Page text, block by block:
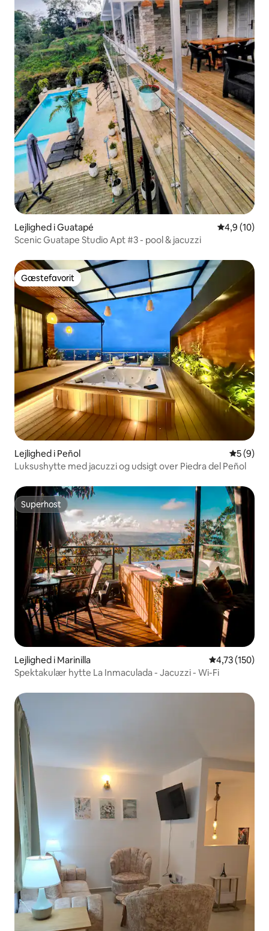
Lejlighed i Guatapé 4,9 ud af 5 i
4,9 (10)
Scenic Guatape Studio Apt #3 - pool & jacuzzi
Gæstefavorit
Gæstefavorit
Lejlighed i Peñol 5 ud af 5
5 (9)
Luksushytte med jacuzzi og udsigt over Piedra del Peñol
Superhost
Superhost
Lejlighed i Marinilla 4,73 ud af 5 i
4,73 (150)
Spektakulær hytte La Inmaculada - Jacuzzi - Wi-Fi